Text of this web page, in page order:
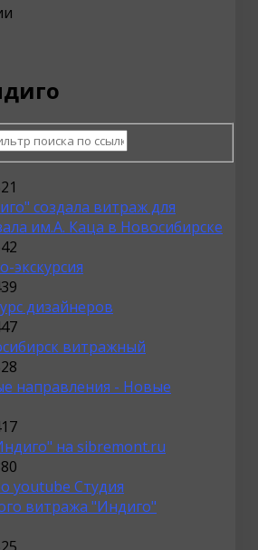
создала витраж для
им.А. Каца в Новосибирске
экскурсия
дизайнеров
витражный
направления - Новые
на sibremont.ru
youtube Студия
витража "Индиго"